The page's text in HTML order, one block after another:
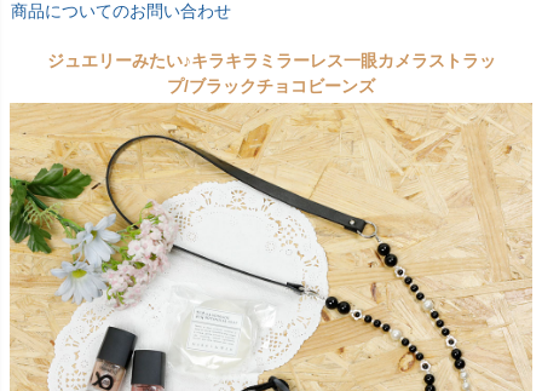
商品についてのお問い合わせ
ジュエリーみたい♪キラキラミラーレス一眼カメラストラッ
プ/ブラックチョコビーンズ